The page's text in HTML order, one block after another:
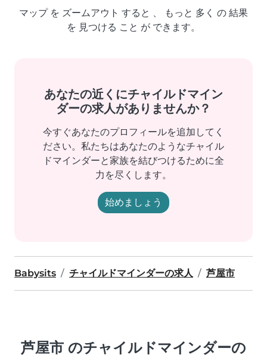
マップ を ズームアウト すると 、 もっと 多く の 結果
を 見つける こと が できます。
あなたの近くにチャイルドマイン
ダーの求人がありませんか？
今すぐあなたのプロフィールを追加してく
ださい。私たちはあなたのようなチャイル
ドマインダーと家族を結びつけるために全
力を尽くします。
始めましょう
Babysits チャイルドマインダーの求人 芦屋市
芦屋市 のチャイルドマインダーの